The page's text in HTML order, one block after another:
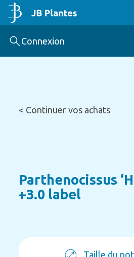
Connexion
< Continuer vos achats
Parthenocissus
+3.0 label
Taille du pot